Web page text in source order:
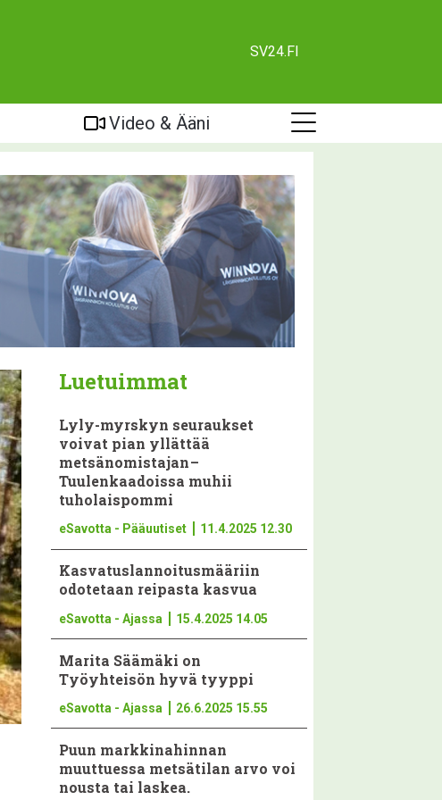
SV24.FI
Video & Ääni
Luetuimmat
Lyly-myrskyn seuraukset
voivat pian yllättää
metsänomistajan –
Tuulenkaadoissa muhii
tuholaispommi
eSavotta - Pääuutiset 11.4.2025 12.30
Kasvatus­lan­noi­tus­määriin
odotetaan reipasta kasvua
eSavotta - Ajassa 15.4.2025 14.05
Marita Säämäki on
Työyhteisön hyvä tyyppi
eSavotta - Ajassa 26.6.2025 15.55
Puun markkinahinnan
muuttuessa metsätilan arvo voi
nousta tai laskea.